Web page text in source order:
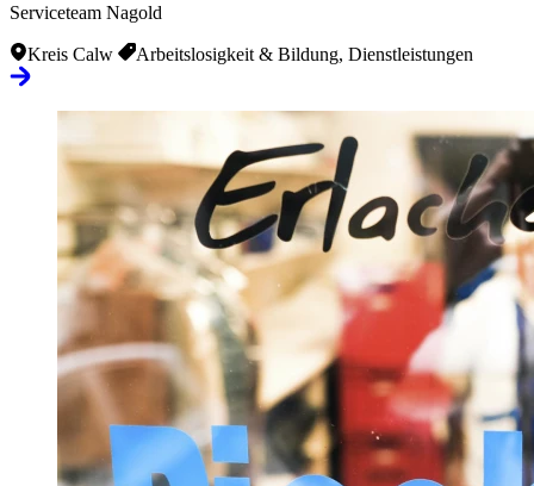
Serviceteam Nagold
Kreis Calw Arbeitslosigkeit & Bildung, Dienstleistungen